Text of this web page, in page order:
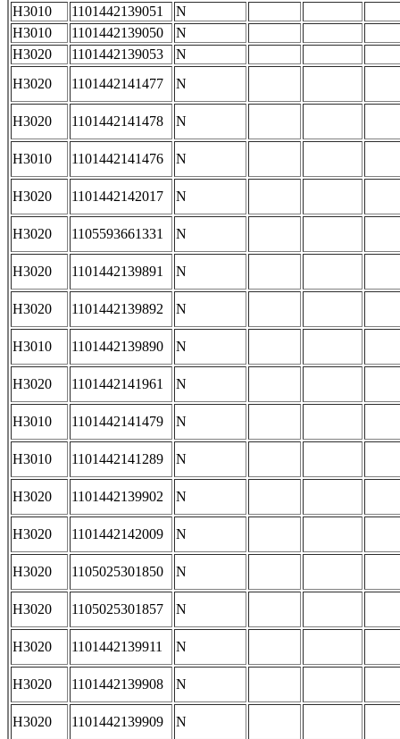
H3010
1101442139051
N
H3010
1101442139050
N
H3020
1101442139053
N
H3020
1101442141477 N
H3020 1101442141478 N
H3010 1101442141476 N
H3020 1101442142017 N
H3020 1105593661331 N
H3020 1101442139891 N
H3020 1101442139892 N
H3010 1101442139890 N
H3020 1101442141961 N
H3010 1101442141479 N
H3010 1101442141289 N
H3020 1101442139902 N
H3020 1101442142009 N
H3020 1105025301850 N
H3020 1105025301857 N
H3020 1101442139911 N
H3020 1101442139908 N
H3020 1101442139909 N